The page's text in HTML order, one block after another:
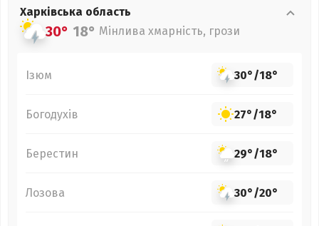
Харківська область
30° 18° Мінлива хмарність, грози
Ізюм 30°/18°
Богодухів 27°/18°
Берестин 29°/18°
Лозова 30°/20°